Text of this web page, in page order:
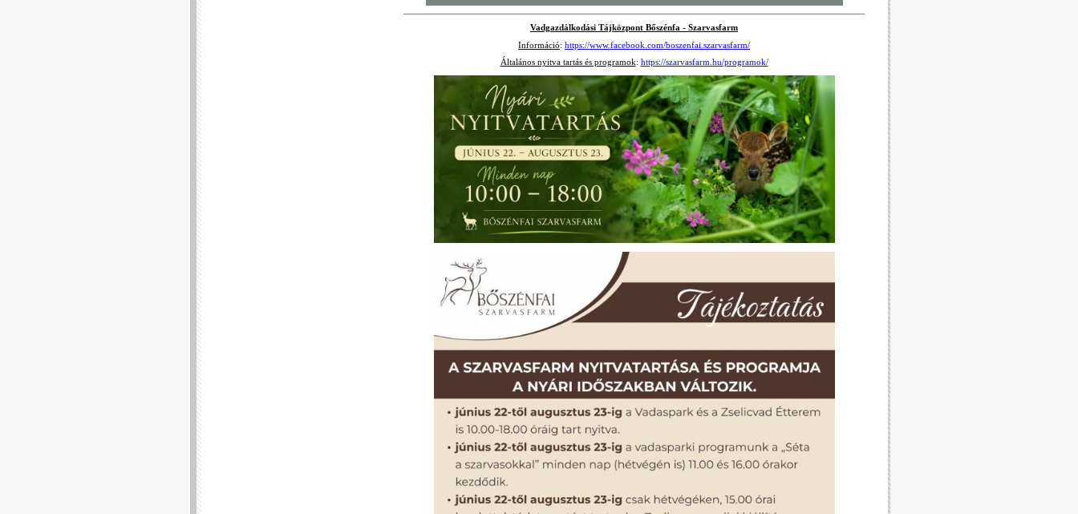
Vadgazdálkodási Tájközpont Bőszénfa - Szarvasfarm
Információ: https://www.facebook.com/boszenfai.szarvasfarm/
Általános nyitva tartás és programok: https://szarvasfarm.hu/programok/